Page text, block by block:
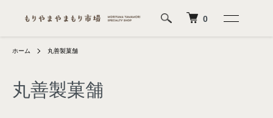
0
ホーム 丸善製菓舗
丸善製菓舗